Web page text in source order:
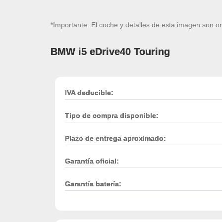
*Importante: El coche y detalles de esta imagen son
BMW i5 eDrive40 Touring
IVA deducible:
Tipo de compra disponible:
Plazo de entrega aproximado:
Garantía oficial:
Garantía batería: